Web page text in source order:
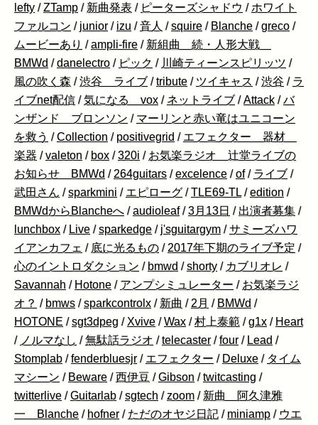
lefty /ZTamp / 新曲発表 / ピーターズシャドウ / ホワイト
ファルコン / junior / izu /音人 /squire / Blanche /greco /
ムービーあり /ampli-fire / 新組曲 続・人形大戦
BMWd /danelectro / ピック / 川崎ティーンスピリッツ /
風の吹く森 /渋谷 ライブ /tribute / ツイキャス /渋谷 / ラ
イブnet配信 /気になる vox / ネットライブ /Attack /バ
ンザンド ブロンソン / マーリンと赤い竜はユニコーン
を救う /Collection / positivegrid / エフェクター 器材
楽器 /valeton / box /320i / お気楽ラジオ 辻堂ライブの
お知らせ BMWd / 264guitars /excelence /of / ライブ /
武田さん /sparkmini / エピローグ /TLE69-TL /edition /
BMWdからBlancheへ /audioleaf /3月13日 / 出演者募集 /
lunchbox / Live /sparkedge / j'sguitargym /サミーズハワ
イアンカフェ / 底に光るもの / 2017年下期のライブ予定 /
心のイントロダクション / bmwd /shorty / カブリオレ /
Savannah / Hotone / アンプシミュレーター / お気楽ラジ
オ？ / bmws /sparkcontrolx / 新曲 / 2月 / BMWd /
HOTONE /sgt3dpeg / Xvive /Wax /村上泰範 /g1x / Heart
/ ノルマなし /無駄話ラジオ /telecaster /four / Lead /
Stomplab /fenderbluesjr / エフェクター / Deluxe / タイム
マシーン / Beware /西伊豆 /Gibson /twitcasting /
twitterlive /Guitarlab /sgtech /zoom / 新曲 阿久津雅
一 Blanche / hofner / ただのオヤジ日記 / miniamp / ウエ